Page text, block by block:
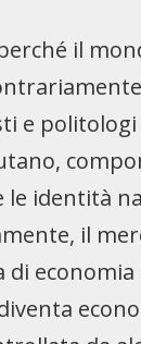
il
e
identità
il
di